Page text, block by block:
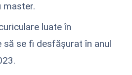
master.
luate în
să se fi desfășurat în anul